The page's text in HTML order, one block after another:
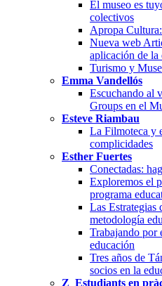
El museo es
colectivos
Apropa
Nueva web
aplicación de la
Turismo y
Emma Vandellós
Escuchando al
Groups en el
Esteve Riambau
La Filmoteca y
complicidades
Esther Fuertes
Conectadas:
Exploremos el
programa
Las Estrategias
metodología
Trabajando por
educación
Tres años de
socios en la
Z_Estudiants en